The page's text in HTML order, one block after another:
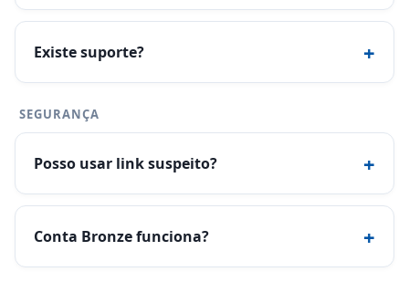
Existe suporte? +
SEGURANÇA
Posso usar link suspeito? +
Conta Bronze funciona? +